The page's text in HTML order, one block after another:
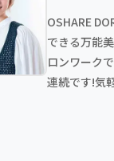
OSHARE
できる万能
ロンワーク
連続です!気